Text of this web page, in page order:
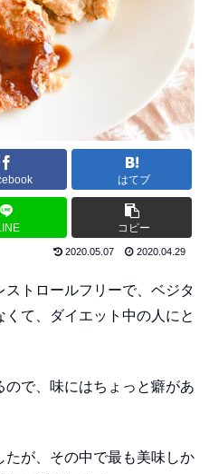
はてブ
コピー
2020.05.07 2020.04.29
トロールフリーで、ベジタ
て、ダイエット中の人にと
ので、味にはちょっと癖があ
が、その中で最も美味しか